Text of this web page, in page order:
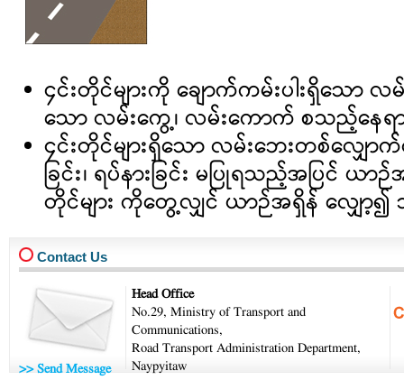
၄င်းတိုင်များကို ချောက်ကမ်းပါးရှိသော လ
သော လမ်းကွေ့၊ လမ်းကောက် စသည့်နေရ
၄င်းတိုင်များရှိသော လမ်းဘေးတစ်လျှော
ခြင်း၊ ရပ်နားခြင်း မပြုရသည့်အပြင် ယာ
တိုင်များ ကိုတွေ့လျှင် ယာဉ်အရှိန် လျှော့၍
Contact Us
>> Send Message
Head Office
No.29, Ministry of Transport and
Communications,
Road Transport Administration Department,
Naypyitaw